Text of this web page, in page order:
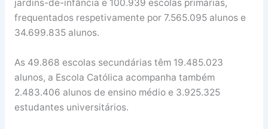
jardins-de-infância e 100.939 escolas primárias,
frequentados respetivamente por 7.565.095 alunos e
34.699.835 alunos.
As 49.868 escolas secundárias têm 19.485.023
alunos, a Escola Católica acompanha também
2.483.406 alunos de ensino médio e 3.925.325
estudantes universitários.